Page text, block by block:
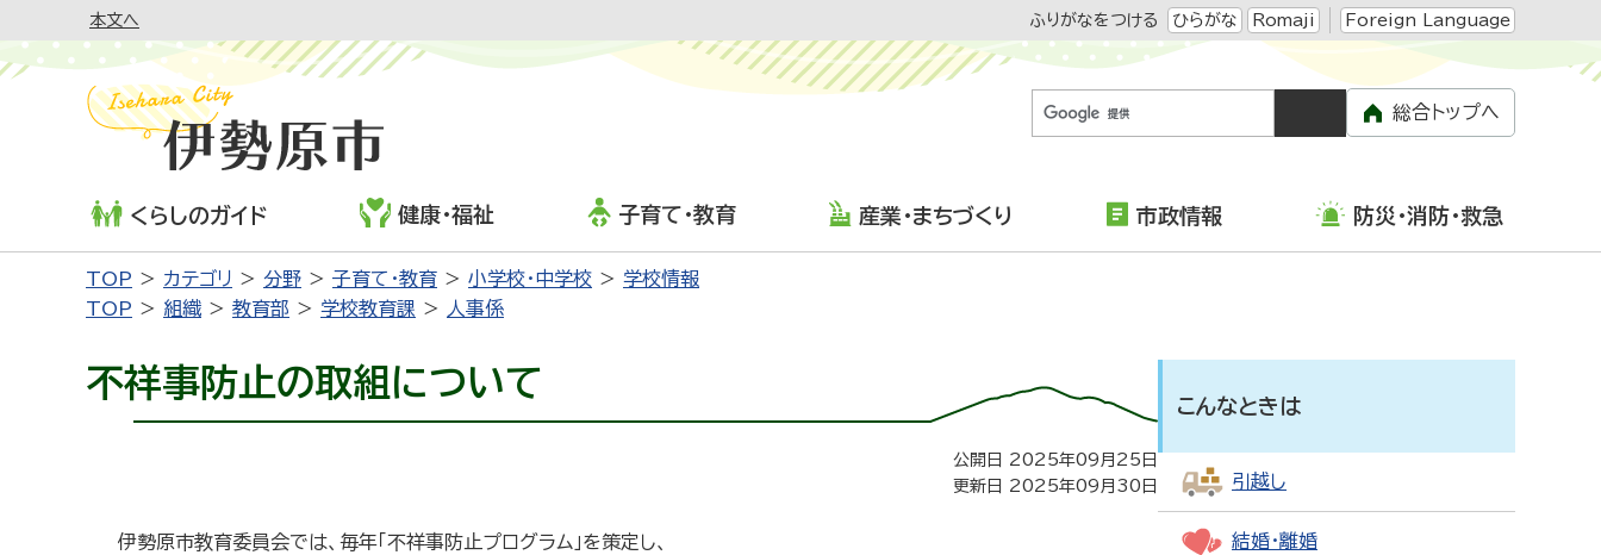
本文へ ふりがなをつける ひらがな Romaji Foreign Language
総合トップへ
くらしのガイド 健康・福祉 子育て・教育 産業・まちづくり 市政情報 防災・消防・救急
TOP カテゴリ 分野 子育て・教育 小学校・中学校
学校情報
TOP
組織 教育部 学校教育課 人事係
不祥事防止の取組について
公開日 2025年09月25日
更新日 2025年09月30日
伊勢原市教育委員会では、毎年「不祥事防止プログラム」を策定し、
こんなときは
引越し
結婚・離婚